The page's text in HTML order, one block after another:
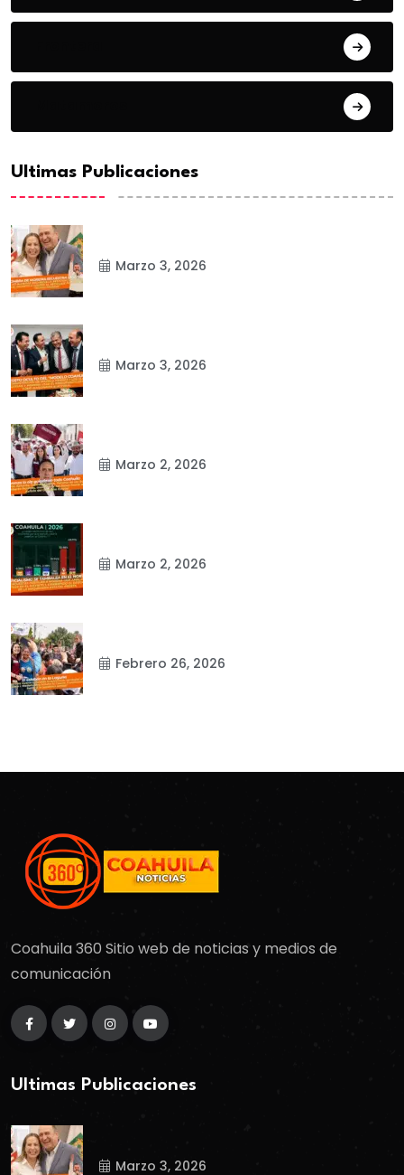
Ultimas Publicaciones
Marzo 3, 2026
Marzo 3, 2026
Marzo 2, 2026
Marzo 2, 2026
Febrero 26, 2026
Coahuila 360 Sitio web de noticias y medios de
comunicación
Ultimas Publicaciones
Marzo 3, 2026